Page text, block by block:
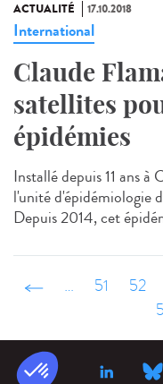
ACTUALITÉ 17.10.2018
International
Claude
satellites
épidémies
Installé depuis 11 ans
l'unité d'épidémiologie
Depuis 2014, cet
‹ précédent
… 51 52